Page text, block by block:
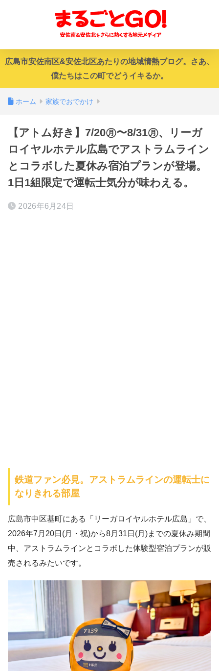
広島市安佐南区&安佐北区あたりの地域情熱ブログ。さあ、
僕たちはこの町でどうイキるか。
ホーム 家族でおでかけ
【アトム好き】7/20㊊〜8/31㊊、リーガ
ロイヤルホテル広島でアストラムライン
とコラボした夏休み宿泊プランが登場。
1日1組限定で運転士気分が味わえる。
2026年6月24日
鉄道ファン必見。アストラムラインの運転士に
なりきれる部屋
広島市中区基町にある「リーガロイヤルホテル広島」で、
2026年7月20日(月・祝)から8月31日(月)までの夏休み期間
中、アストラムラインとコラボした体験型宿泊プランが販
売されるみたいです。